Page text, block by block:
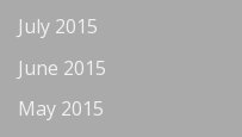
July 2015
June 2015
May 2015